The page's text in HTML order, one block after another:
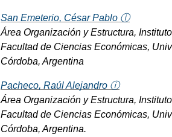
San Emeterio, César Pablo ⓘ
Área Organización y Estructura,
Facultad de Ciencias Económicas,
Córdoba, Argentina
Pacheco, Raúl Alejandro ⓘ
Área Organización y Estructura,
Facultad de Ciencias Económicas,
Córdoba, Argentina.